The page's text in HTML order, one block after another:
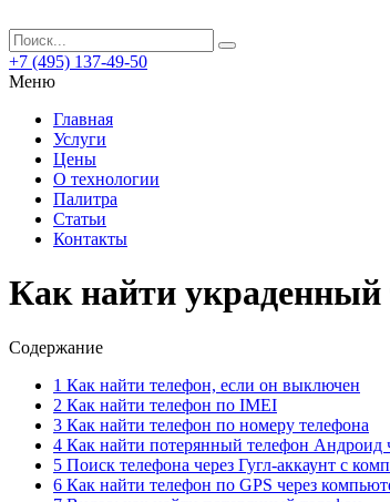
+7 (495) 137-49-50
Меню
Главная
Услуги
Цены
О технологии
Палитра
Статьи
Контакты
Как найти украденный
Содержание
1 Как найти телефон, если он выключен
2 Как найти телефон по IMEI
3 Как найти телефон по номеру телефона
4 Как найти потерянный телефон Андроид
5 Поиск телефона через Гугл-аккаунт с
6 Как найти телефон по GPS через